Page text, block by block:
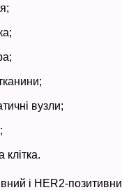
вузли;
клітка.
і HER2-